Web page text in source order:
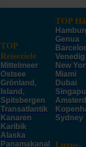
TOP
Reiseziele
Mittelmeer
Ostsee
Grönland,
Island,
Spitsbergen
Transatlantik
Kanaren
Karibik
Alaska
Panamakanal
TOP
Genua
Venedig
New
Miami
Dubai
Sydney
Luxus-